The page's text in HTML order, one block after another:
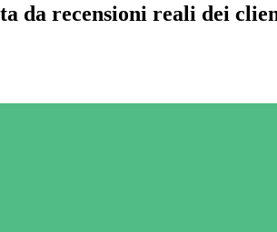
da recensioni reali dei